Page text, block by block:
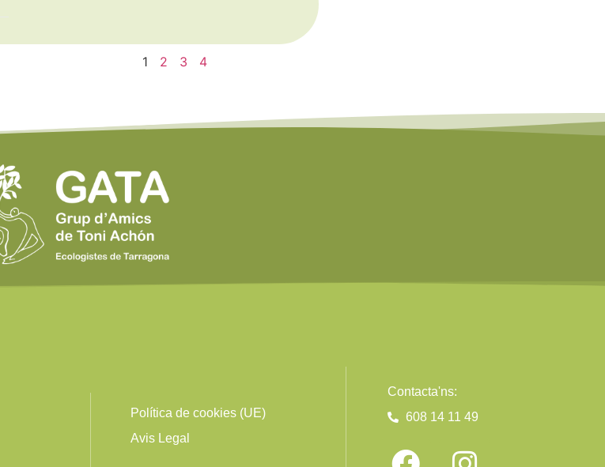
1 2 3 4
Política de cookies (UE)
Avis Legal
Contacta'ns:
608 14 11 49